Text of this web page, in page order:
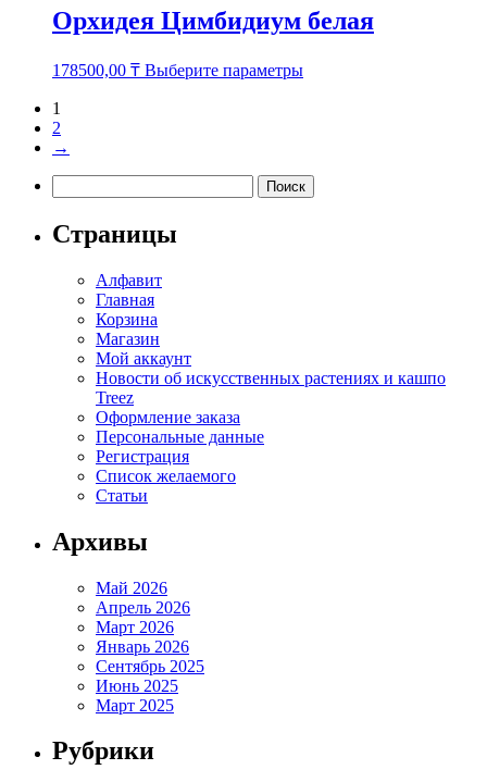
Орхидея Цимбидиум белая
178500,00 ₸ Выберите параметры
можно
выбрать
1
2
→
Страницы
Алфавит
Главная
Корзина
Магазин
Мой аккаунт
Новости об искусственных растениях и кашпо
Treez
Оформление заказа
Персональные данные
Регистрация
Список желаемого
Статьи
Архивы
Май 2026
Апрель 2026
Март 2026
Январь 2026
Сентябрь 2025
Июнь 2025
Март 2025
Рубрики